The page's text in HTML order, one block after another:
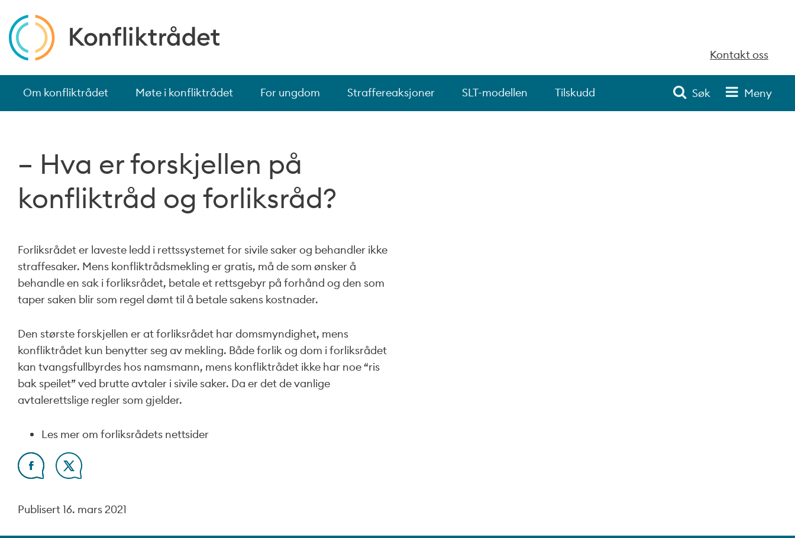
Kontakt oss
Om konfliktrådet Møte i konfliktrådet For ungdom Straffereaksjoner SLT-modellen Tilskudd Søk Meny
– Hva er forskjellen på
konfliktråd og forliksråd?
Forliksrådet er laveste ledd i rettssystemet for sivile saker og behandler ikke
straffesaker. Mens konfliktrådsmekling er gratis, må de som ønsker å
behandle en sak i forliksrådet, betale et rettsgebyr på forhånd og den som
taper saken blir som regel dømt til å betale sakens kostnader.
Den største forskjellen er at forliksrådet har domsmyndighet, mens
konfliktrådet kun benytter seg av mekling. Både forlik og dom i forliksrådet
kan tvangsfullbyrdes hos namsmann, mens konfliktrådet ikke har noe “ris
bak speilet” ved brutte avtaler i sivile saker. Da er det de vanlige
avtalerettslige regler som gjelder.
Les mer om forliksrådets nettsider
Publisert16. mars 2021